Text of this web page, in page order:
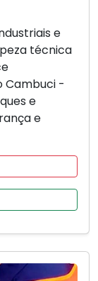
e
técnica
Cambuci -
e
e